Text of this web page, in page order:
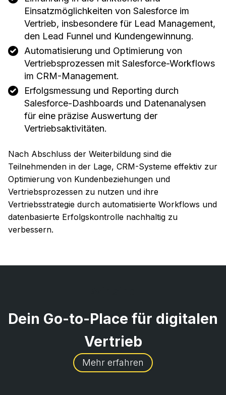
Einsatzmöglichkeiten von Salesforce im
Vertrieb, insbesondere für Lead Management,
den Lead Funnel und Kundengewinnung.
Automatisierung und Optimierung von
Vertriebsprozessen mit Salesforce-Workflows
im CRM-Management.
Erfolgsmessung und Reporting durch
Salesforce-Dashboards und Datenanalysen
für eine präzise Auswertung der
Vertriebsaktivitäten.
Nach Abschluss der Weiterbildung sind die
Teilnehmenden in der Lage, CRM-Systeme effektiv zur
Optimierung von Kundenbeziehungen und
Vertriebsprozessen zu nutzen und ihre
Vertriebsstrategie durch automatisierte Workflows und
datenbasierte Erfolgskontrolle nachhaltig zu
verbessern.
Dein Go-to-Place für digitalen
Vertrieb
Mehr erfahren